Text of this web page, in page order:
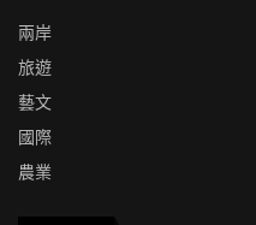
兩岸
旅遊
藝文
國際
農業